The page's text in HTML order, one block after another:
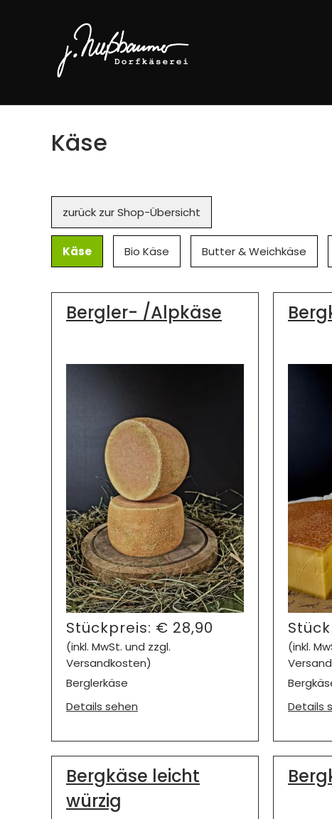
Käse
überspringen
zurück zur Shop-Übersicht
Käse Bio Käse Butter & Weichkäse
Bergler- /Alpkäse
Stückpreis: € 28,90
(inkl. MwSt. und zzgl.
Versandkosten)
Berglerkäse
Details sehen
(inkl.
Details
Bergkäse leicht
würzig